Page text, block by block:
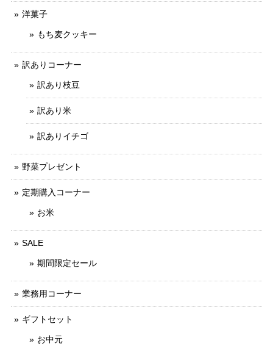
洋菓子
もち麦クッキー
訳ありコーナー
訳あり枝豆
訳あり米
訳ありイチゴ
野菜プレゼント
定期購入コーナー
お米
SALE
期間限定セール
業務用コーナー
ギフトセット
お中元